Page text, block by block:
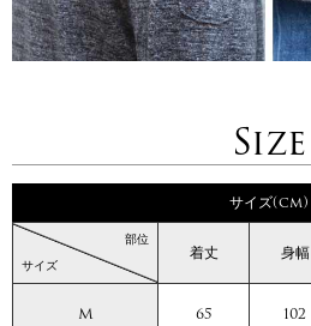
Size
サイズ(cm)
サイズ
部位
着丈 身幅
M 65 102